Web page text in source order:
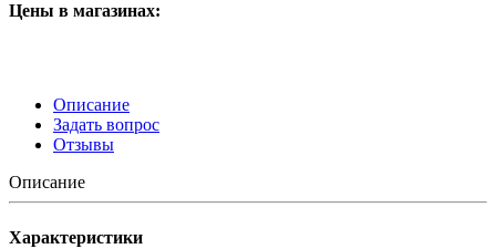
Цены в магазинах:
Описание
Задать вопрос
Отзывы
Описание
Характеристики